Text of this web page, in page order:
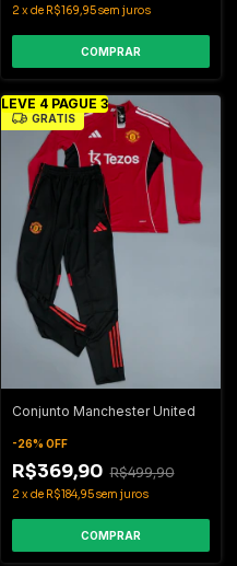
2 x de R$169,95sem juros
COMPRAR
LEVE 4 PAGUE 3
GRÁTIS
Conjunto Manchester United
-26% OFF
R$369,90 R$499,90
2 xde R$184,95sem juros
COMPRAR